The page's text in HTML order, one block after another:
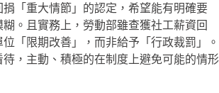
捐「重大情節」的認定，希望能有明確要
。且實務上，勞動部雖查獲社工薪資回
「限期改善」，而非給予「行政裁罰」。
，主動、積極的在制度上避免可能的情形